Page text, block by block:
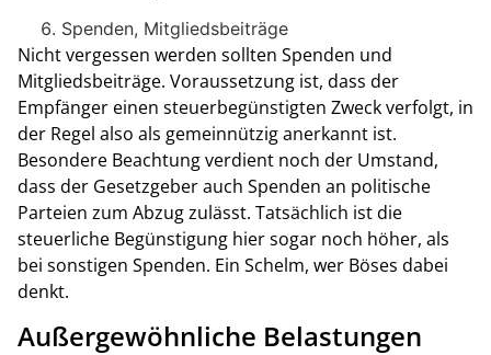
Spenden, Mitgliedsbeiträge
Nicht vergessen werden sollten Spenden und
Mitgliedsbeiträge. Voraussetzung ist, dass der
Empfänger einen steuerbegünstigten Zweck verfolgt, in
der Regel also als gemeinnützig anerkannt ist.
Besondere Beachtung verdient noch der Umstand,
dass der Gesetzgeber auch Spenden an politische
Parteien zum Abzug zulässt. Tatsächlich ist die
steuerliche Begünstigung hier sogar noch höher, als
bei sonstigen Spenden. Ein Schelm, wer Böses dabei
denkt.
Außergewöhnliche Belastungen